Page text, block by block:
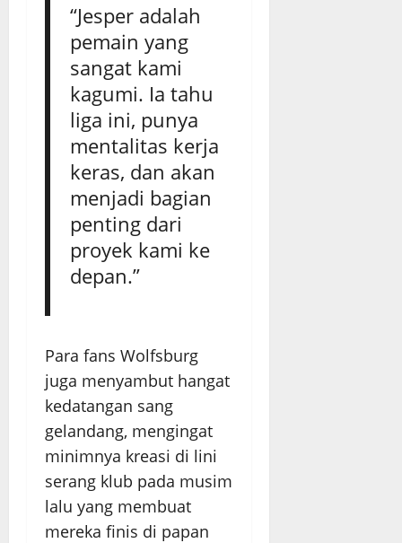
“Jesper adalah
pemain yang
sangat kami
kagumi. Ia tahu
liga ini, punya
mentalitas kerja
keras, dan akan
menjadi bagian
penting dari
proyek kami ke
depan.”
Para fans Wolfsburg
juga menyambut hangat
kedatangan sang
gelandang, mengingat
minimnya kreasi di lini
serang klub pada musim
lalu yang membuat
mereka finis di papan